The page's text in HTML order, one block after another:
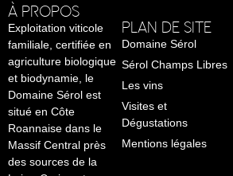
À PROPOS
Exploitation viticole
familiale, certifiée en
agriculture biologique
et biodynamie, le
Domaine Sérol est
situé en Côte
Roannaise dans le
Massif Central près
des sources de la
PLAN DE SITE
Domaine Sérol
Sérol Champs Libres
Les vins
Visites et
Dégustations
Mentions légales